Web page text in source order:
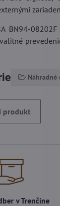
BN94-
Náhradné
produkt
v Trenčíne